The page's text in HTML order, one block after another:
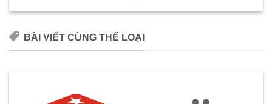
BÀI VIẾT CÙNG THỂ LOẠI